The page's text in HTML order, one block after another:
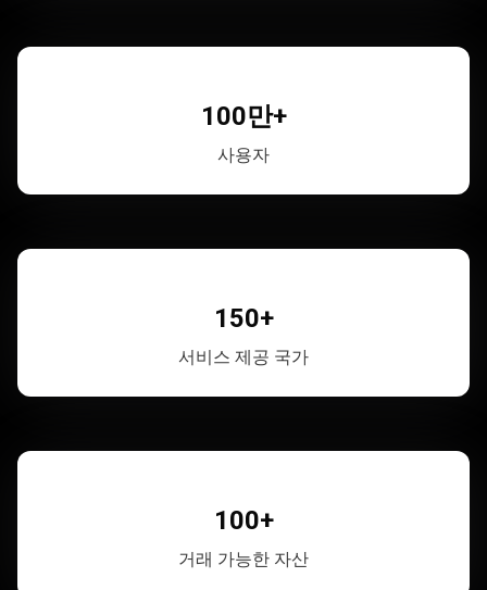
100만+
사용자
150+
서비스 제공 국가
100+
거래 가능한 자산